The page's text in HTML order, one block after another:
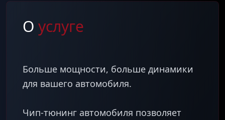
О услуге
Больше мощности, больше динамики
для вашего автомобиля.
Чип-тюнинг автомобиля позволяет